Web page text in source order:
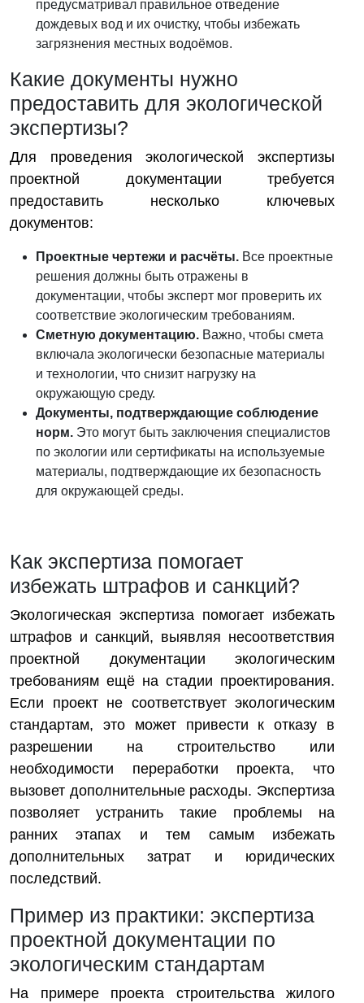
предусматривал правильное отведение
дождевых вод и их очистку, чтобы избежать
загрязнения местных водоёмов.
Какие документы нужно
предоставить для экологической
экспертизы?
Для проведения экологической экспертизы
проектной документации требуется
предоставить несколько ключевых
документов:
Проектные чертежи и расчёты. Все проектные
решения должны быть отражены в
документации, чтобы эксперт мог проверить их
соответствие экологическим требованиям.
Сметную документацию. Важно, чтобы смета
включала экологически безопасные материалы
и технологии, что снизит нагрузку на
окружающую среду.
Документы, подтверждающие соблюдение
норм. Это могут быть заключения специалистов
по экологии или сертификаты на используемые
материалы, подтверждающие их безопасность
для окружающей среды.
Как экспертиза помогает
избежать штрафов и санкций?
Экологическая экспертиза помогает избежать
штрафов и санкций, выявляя несоответствия
проектной документации экологическим
требованиям ещё на стадии проектирования.
Если проект не соответствует экологическим
стандартам, это может привести к отказу в
разрешении на строительство или
необходимости переработки проекта, что
вызовет дополнительные расходы. Экспертиза
позволяет устранить такие проблемы на
ранних этапах и тем самым избежать
дополнительных затрат и юридических
последствий.
Пример из практики: экспертиза
проектной документации по
экологическим стандартам
На примере проекта строительства жилого